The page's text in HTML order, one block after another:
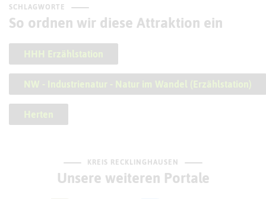
SCHLAGWORTE
So ordnen wir diese Attraktion ein
HHH Erzählstation
NW - Industrienatur - Natur im Wandel (Erzählstation)
Herten
KREIS RECKLINGHAUSEN
Unsere weiteren Portale